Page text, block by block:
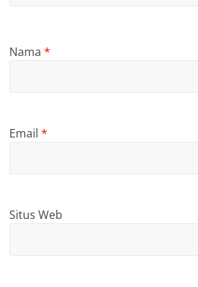
Nama*
Email*
Situs Web